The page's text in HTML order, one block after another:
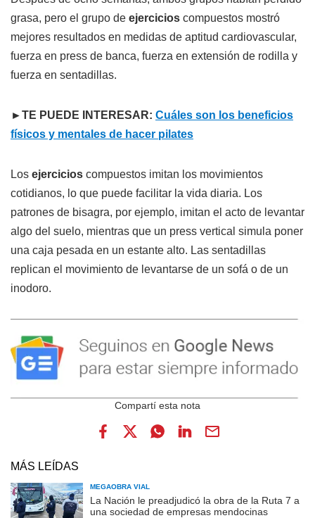
grasa, pero el grupo de ejercicios compuestos mostró
mejores resultados en medidas de aptitud cardiovascular,
fuerza en press de banca, fuerza en extensión de rodilla y
fuerza en sentadillas.
►TE PUEDE INTERESAR: Cuáles son los beneficios
físicos y mentales de hacer pilates
Los ejercicios compuestos imitan los movimientos
cotidianos, lo que puede facilitar la vida diaria. Los
patrones de bisagra, por ejemplo, imitan el acto de levantar
algo del suelo, mientras que un press vertical simula poner
una caja pesada en un estante alto. Las sentadillas
replican el movimiento de levantarse de un sofá o de un
inodoro.
MÁS LEÍDAS
MEGAOBRA VIAL
La Nación le preadjudicó la obra de la Ruta 7 a
una sociedad de empresas mendocinas